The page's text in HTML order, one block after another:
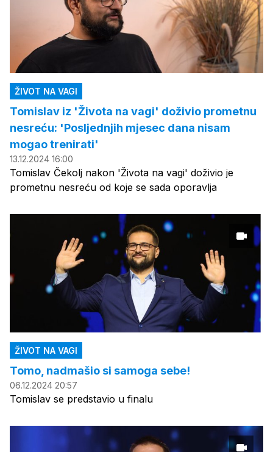
ŽIVOT NA VAGI
Tomislav iz 'Života na vagi' doživio prometnu
nesreću: 'Posljednjih mjesec dana nisam
mogao trenirati'
13.12.2024 16:00
Tomislav Čekolj nakon 'Života na vagi' doživio je
prometnu nesreću od koje se sada oporavlja
ŽIVOT NA VAGI
Tomo, nadmašio si samoga sebe!
06.12.2024 20:57
Tomislav se predstavio u finalu